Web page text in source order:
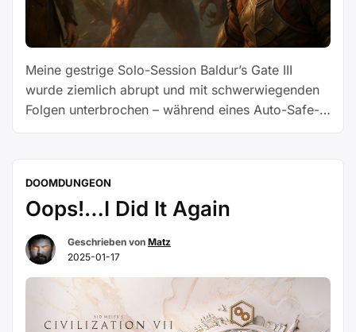
Meine gestrige Solo-Session Baldur’s Gate III
wurde ziemlich abrupt und mit schwerwiegenden
Folgen unterbrochen – während eines Auto-Safe-
gleich vorwegzunehmen – ich werde in dieser
Woche, wenn nicht sogar auch in der kommenden
DOOMDUNGEON
Oops!…I Did It Again
Geschrieben von Matz
2025-01-17